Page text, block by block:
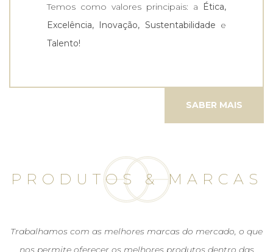
Temos como valores principais: a
Ética,
Excelência, Inovação, Sustentabilidade e
Talento!
SABER MAIS
PRODUTOS & MARCAS
Trabalhamos com as melhores marcas do mercado, o que
nos permite oferecer os melhores produtos dentro das